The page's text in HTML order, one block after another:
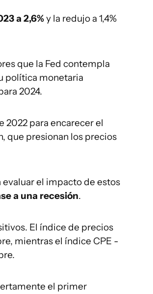
a 2,6%y la redujo a 1,4%
que la Fed contempla
política monetaria
2024.
2022 para encarecer el
que presionan los precios
evaluar el impacto de estos
a una recesión.
El índice de precios
mientras el índice CPE -
el primer